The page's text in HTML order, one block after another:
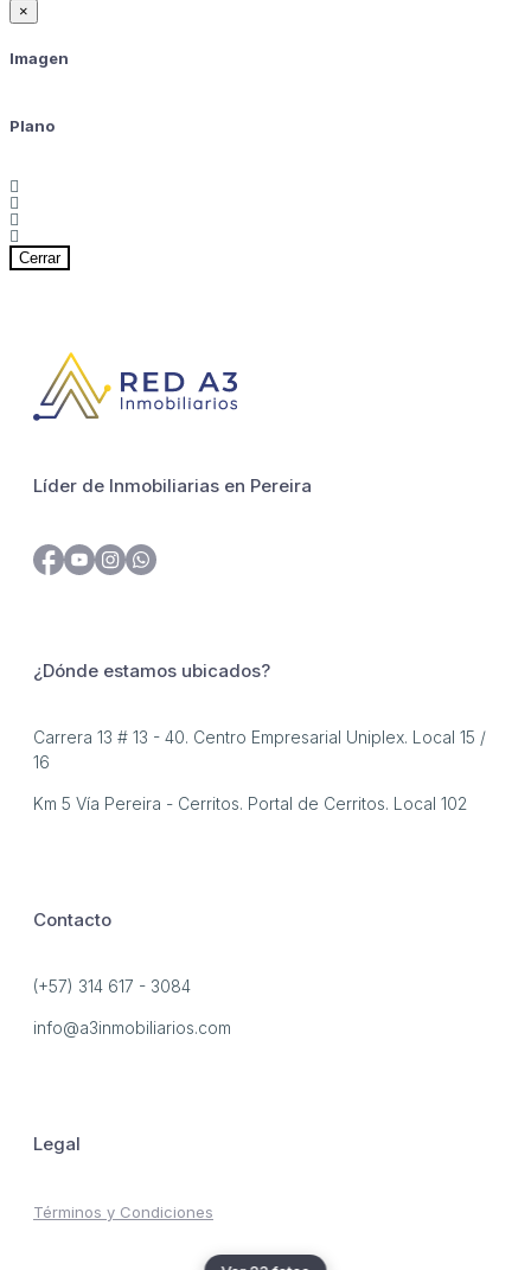
×
Imagen
Plano
Cerrar
Líder de Inmobiliarias en Pereira
¿Dónde estamos ubicados?
Carrera 13 # 13 - 40. Centro Empresarial Uniplex. Local 15 /
16
Km 5 Vía Pereira - Cerritos. Portal de Cerritos. Local 102
Contacto
(+57) 314 617 - 3084
info@a3inmobiliarios.com
Legal
Términos y Condiciones